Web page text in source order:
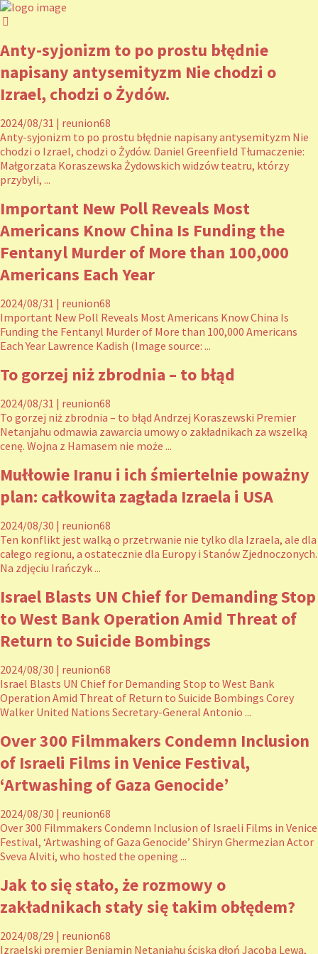
Anty-syjonizm to po prostu błędnie
napisany antysemityzm Nie chodzi o
Izrael, chodzi o Żydów.
2024/08/31 | reunion68
Anty-syjonizm to po prostu błędnie napisany antysemityzm Nie
chodzi o Izrael, chodzi o Żydów. Daniel Greenfield Tłumaczenie:
Małgorzata Koraszewska Żydowskich widzów teatru, którzy
przybyli, ...
Important New Poll Reveals Most
Americans Know China Is Funding the
Fentanyl Murder of More than 100,000
Americans Each Year
2024/08/31 | reunion68
Important New Poll Reveals Most Americans Know China Is
Funding the Fentanyl Murder of More than 100,000 Americans
Each Year Lawrence Kadish (Image source: ...
To gorzej niż zbrodnia – to błąd
2024/08/31 | reunion68
To gorzej niż zbrodnia – to błąd Andrzej Koraszewski Premier
Netanjahu odmawia zawarcia umowy o zakładnikach za wszelką
cenę. Wojna z Hamasem nie może ...
Mułłowie Iranu i ich śmiertelnie poważny
plan: całkowita zagłada Izraela i USA
2024/08/30 | reunion68
Ten konflikt jest walką o przetrwanie nie tylko dla Izraela, ale dla
całego regionu, a ostatecznie dla Europy i Stanów Zjednoczonych.
Na zdjęciu Irańczyk ...
Israel Blasts UN Chief for Demanding Stop
to West Bank Operation Amid Threat of
Return to Suicide Bombings
2024/08/30 | reunion68
Israel Blasts UN Chief for Demanding Stop to West Bank
Operation Amid Threat of Return to Suicide Bombings Corey
Walker United Nations Secretary-General Antonio ...
Over 300 Filmmakers Condemn Inclusion
of Israeli Films in Venice Festival,
‘Artwashing of Gaza Genocide’
2024/08/30 | reunion68
Over 300 Filmmakers Condemn Inclusion of Israeli Films in Venice
Festival, ‘Artwashing of Gaza Genocide’ Shiryn Ghermezian Actor
Sveva Alviti, who hosted the opening ...
Jak to się stało, że rozmowy o
zakładnikach stały się takim obłędem?
2024/08/29 | reunion68
Izraelski premier Benjamin Netanjahu ściska dłoń Jacoba Lewa,